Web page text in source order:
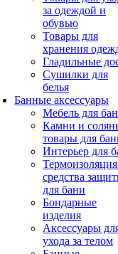
за одеждой и
обувью
Товары для
хранения
Гладильные
Сушилки для
белья
Банные аксессуары
Мебель для
Камни и
товары для
Интерьер для
средства
для бани
Бондарные
изделия
Аксеcсуары
ухода за телом